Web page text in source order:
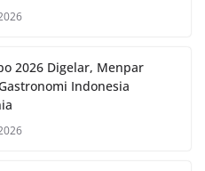
2026 Digelar, Menpar
Indonesia